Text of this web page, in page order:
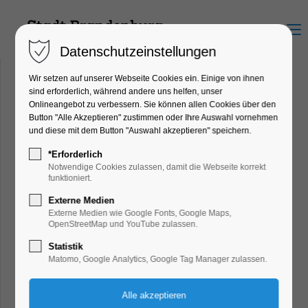
Menu
Sankt Katharinenkirche
Meisterwerk norddeutscher
Backsteinbaukunst
Datenschutzeinstellungen
Wir setzen auf unserer Webseite Cookies ein. Einige von ihnen
sind erforderlich, während andere uns helfen, unser
Onlineangebot zu verbessern. Sie können allen Cookies über den
Button "Alle Akzeptieren" zustimmen oder Ihre Auswahl vornehmen
und diese mit dem Button "Auswahl akzeptieren" speichern.
*Erforderlich
Notwendige Cookies zulassen, damit die Webseite korrekt
funktioniert.
Externe Medien
Externe Medien wie Google Fonts, Google Maps,
OpenStreetMap und YouTube zulassen.
Statistik
Matomo, Google Analytics, Google Tag Manager zulassen.